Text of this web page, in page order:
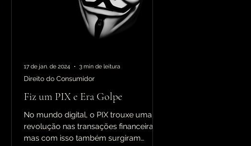
Fiz um PIX e Era Golpe
No mundo digital, o PIX trouxe uma
revolução nas transações financeiras,
mas com isso também surgiram
Direito do Consumidor
17 de jan. de 2024 3 min de leitura